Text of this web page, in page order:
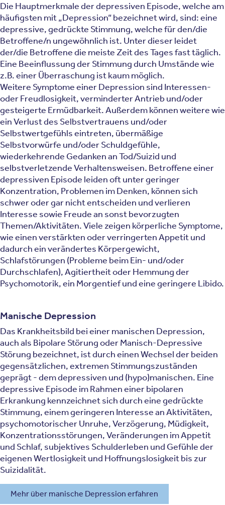
Die Hauptmerkmale der depressiven Episode, welche am
häufigsten mit „Depression“ bezeichnet wird, sind: eine
depressive, gedrückte Stimmung, welche für den/die
Betroffene/n ungewöhnlich ist. Unter dieser leidet
der/die Betroffene die meiste Zeit des Tages fast täglich.
Eine Beeinflussung der Stimmung durch Umstände wie
z.B. einer Überraschung ist kaum möglich.
Weitere Symptome einer Depression sind Interessen-
oder Freudlosigkeit, verminderter Antrieb und/oder
gesteigerte Ermüdbarkeit. Außerdem können weitere wie
ein Verlust des Selbstvertrauens und/oder
Selbstwertgefühls eintreten, übermäßige
Selbstvorwürfe und/oder Schuldgefühle,
wiederkehrende Gedanken an Tod/Suizid und
selbstverletzende Verhaltensweisen. Betroffene einer
depressiven Episode leiden oft unter geringer
Konzentration, Problemen im Denken, können sich
schwer oder gar nicht entscheiden und verlieren
Interesse sowie Freude an sonst bevorzugten
Themen/Aktivitäten. Viele zeigen körperliche Symptome,
wie einen verstärkten oder verringerten Appetit und
dadurch ein verändertes Körpergewicht,
Schlafstörungen (Probleme beim Ein- und/oder
Durchschlafen), Agitiertheit oder Hemmung der
Psychomotorik, ein Morgentief und eine geringere Libido.
Manische Depression
Das Krankheitsbild bei einer manischen Depression,
auch als Bipolare Störung oder Manisch-Depressive
Störung bezeichnet, ist durch einen Wechsel der beiden
gegensätzlichen, extremen Stimmungszuständen
geprägt - dem depressiven und (hypo)manischen. Eine
depressive Episode im Rahmen einer bipolaren
Erkrankung kennzeichnet sich durch eine gedrückte
Stimmung, einem geringeren Interesse an Aktivitäten,
psychomotorischer Unruhe, Verzögerung, Müdigkeit,
Konzentrationsstörungen, Veränderungen im Appetit
und Schlaf, subjektives Schulderleben und Gefühle der
eigenen Wertlosigkeit und Hoffnungslosigkeit bis zur
Suizidalität.
Mehr über manische Depression erfahren